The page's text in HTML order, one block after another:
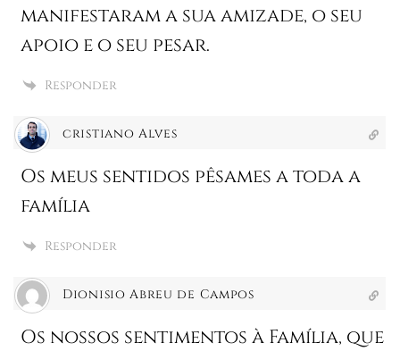
manifestaram a sua amizade, o seu
apoio e o seu pesar.
Responder
cristiano Alves
Os meus sentidos pêsames a toda a
família
Responder
Dionisio Abreu de Campos
Os nossos sentimentos à Família, que